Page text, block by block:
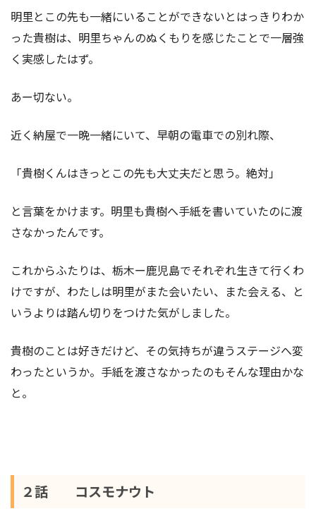
明里とこの先も一緒にいることができないとはっきりわか
った貴樹は、明里ちゃんのぬくもりを感じたことで一層強
く実感したはず。
あー切ない。
近く納屋で一晩一緒にいて、早朝の電車での別れ際、
「貴樹くんはきっとこの先も大丈夫だと思う。絶対」
と言葉をかけます。明里も貴樹へ手紙を書いていたのに渡
さなかったんです。
これからふたりは、栃木ー鹿児島でそれぞれ生きて行くわ
けですが、わたしは明里がまた会いたい、また会える、と
いうよりは踏ん切りをつけた気がしました。
貴樹のことは好きだけど、その気持ちが違うステージへ変
わったというか。手紙を渡さなかったのもそんな理由かな
と。
２話 コスモナウト